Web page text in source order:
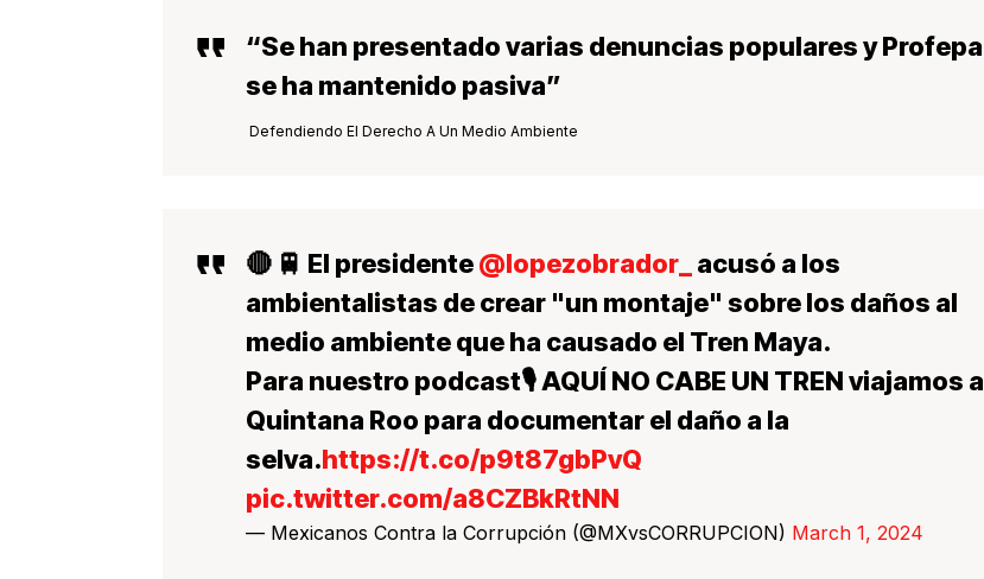
“Se han presentado varias denuncias populares y Profepa
se ha mantenido pasiva”
Defendiendo El Derecho A Un Medio Ambiente
🔴 🚆 El presidente@lopezobrador_
acusó a los
ambientalistas de crear "un montaje" sobre los daños al
medio ambiente que ha causado el Tren Maya.
Para nuestro podcast🎙️ AQUÍ NO CABE UN TREN viajamos a
Quintana Roo para documentar el daño a la
selva.https://t.co/p9t87gbPvQ
pic.twitter.com/a8CZBkRtNN
— Mexicanos Contra la Corrupción (@MXvsCORRUPCION) March 1, 2024